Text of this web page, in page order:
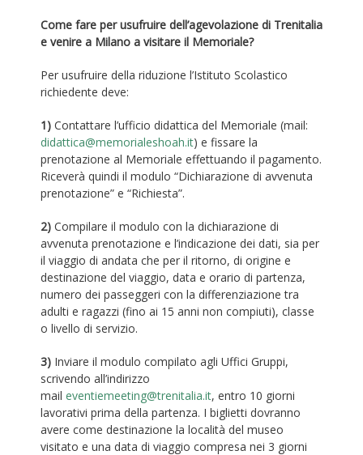
Come fare per usufruire dell’agevolazione di Trenitalia
e venire a Milano a visitare il Memoriale?
Per usufruire della riduzione l’Istituto Scolastico
richiedente deve:
1) Contattare l’ufficio didattica del Memoriale (mail:
didattica@memorialeshoah.it) e fissare la
prenotazione al Memoriale effettuando il pagamento.
Riceverà quindi il modulo “Dichiarazione di avvenuta
prenotazione” e “Richiesta”.
2) Compilare il modulo con la dichiarazione di
avvenuta prenotazione e l’indicazione dei dati, sia per
il viaggio di andata che per il ritorno, di origine e
destinazione del viaggio, data e orario di partenza,
numero dei passeggeri con la differenziazione tra
adulti e ragazzi (fino ai 15 anni non compiuti), classe
o livello di servizio.
3) Inviare il modulo compilato agli Uffici Gruppi,
scrivendo all’indirizzo
mail eventiemeeting@trenitalia.it, entro 10 giorni
lavorativi prima della partenza. I biglietti dovranno
avere come destinazione la località del museo
visitato e una data di viaggio compresa nei 3 giorni